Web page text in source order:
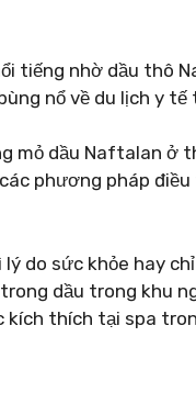
tiếng nhờ dầu thô
nổ về du lịch y tế
mỏ dầu Naftalan ở
phương pháp
lý do sức khỏe hay
dầu trong khu
kích thích tại spa